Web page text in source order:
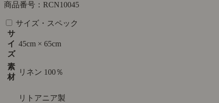
商品番号：RCN10045
サイズ・スペック
サ
イ
ズ
45cm × 65cm
素
材
リネン 100％
リトアニア製